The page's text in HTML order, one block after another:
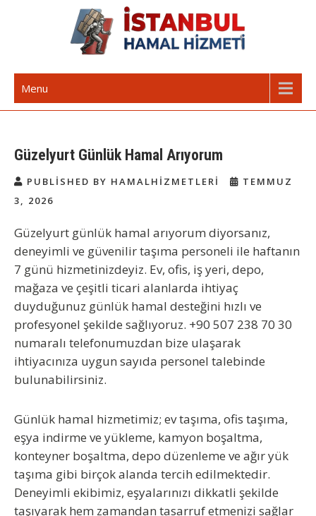
İstanbul Günlük Hamal | Hamal
Arıyorum Hamal Lazım
Menu
Güzelyurt Günlük Hamal Arıyorum
PUBLISHED BY HAMALHIZMETLERI
TEMMUZ
3, 2026
Güzelyurt günlük hamal arıyorum diyorsanız,
deneyimli ve güvenilir taşıma personeli ile haftanın
7 günü hizmetinizdeyiz. Ev, ofis, iş yeri, depo,
mağaza ve çeşitli ticari alanlarda ihtiyaç
duyduğunuz günlük hamal desteğini hızlı ve
profesyonel şekilde sağlıyoruz. +90 507 238 70 30
numaralı telefonumuzdan bize ulaşarak
ihtiyacınıza uygun sayıda personel talebinde
bulunabilirsiniz.
Günlük hamal hizmetimiz; ev taşıma, ofis taşıma,
eşya indirme ve yükleme, kamyon boşaltma,
konteyner boşaltma, depo düzenleme ve ağır yük
taşıma gibi birçok alanda tercih edilmektedir.
Deneyimli ekibimiz, eşyalarınızı dikkatli şekilde
taşıyarak hem zamandan tasarruf etmenizi sağlar